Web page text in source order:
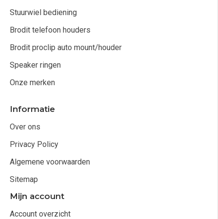
Stuurwiel bediening
Brodit telefoon houders
Brodit proclip auto mount/houder
Speaker ringen
Onze merken
Informatie
Over ons
Privacy Policy
Algemene voorwaarden
Sitemap
Mijn account
Account overzicht